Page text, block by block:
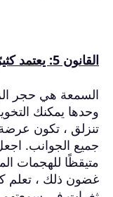
القانون 5: يعتمد كثيرًا على السمعة - احمِها بحياتك
السمعة هي حجر
وحدها يمكنك
تنزلق ، تكون
جميع الجوانب.
متيقظًا للهجمات
غضون ذلك ، تعلم